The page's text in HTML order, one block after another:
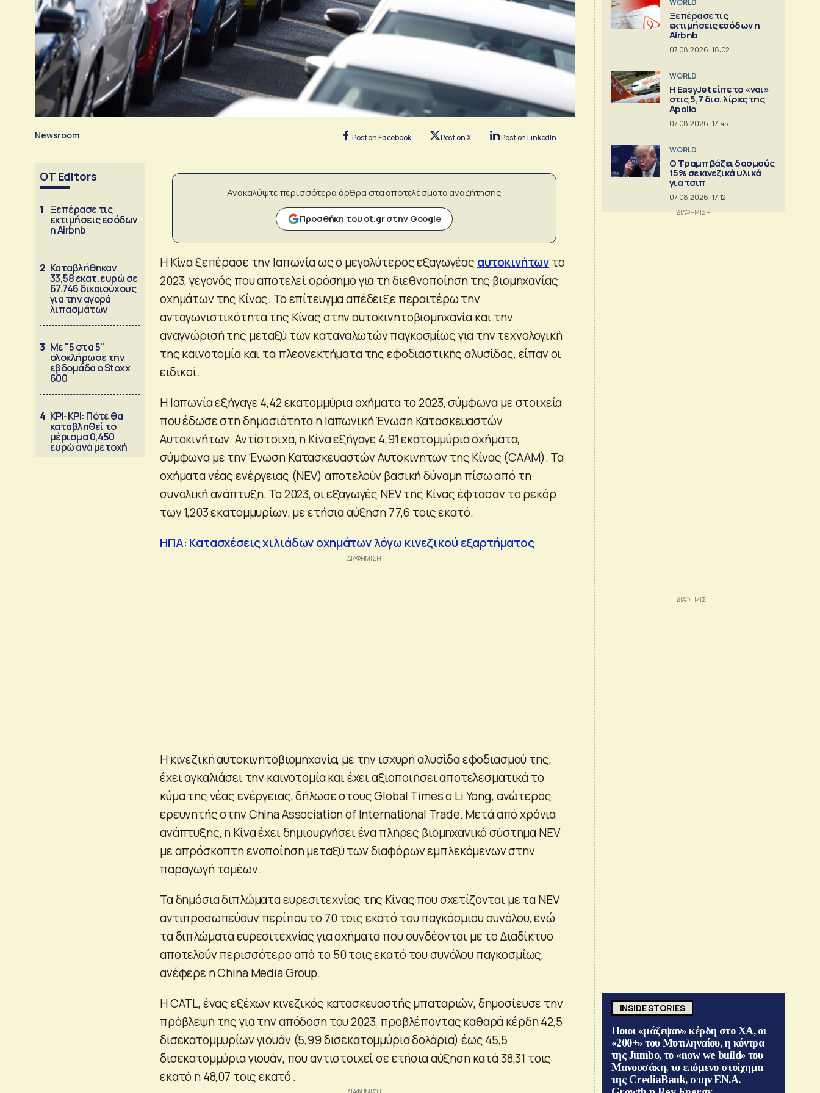
Newsroom Post on Facebook Post on X Post on LinkedIn
OT Editors
1 Ξεπέρασε τις
εκτιμήσεις εσόδων
η Airbnb
2 Καταβλήθηκαν
33,58 εκατ. ευρώ σε
67.746 δικαιούχους
για την αγορά
λιπασμάτων
3 Με "5 στα 5"
ολοκλήρωσε την
εβδομάδα ο Stoxx
600
4 ΚΡΙ-ΚΡΙ: Πότε θα
καταβληθεί το
μέρισμα 0,450
ευρώ ανά μετοχή
Ανακαλύψτε περισσότερα άρθρα στα αποτελέσματα αναζήτησης
Προσθήκη του ot.gr στην Google
Η Κίνα ξεπέρασε την Ιαπωνία ως ο μεγαλύτερος εξαγωγέας αυτοκινήτωντο
2023, γεγονός που αποτελεί ορόσημο για τη διεθνοποίηση της βιομηχανίας
οχημάτων της Κίνας. Το επίτευγμα απέδειξε περαιτέρω την
ανταγωνιστικότητα της Κίνας στην αυτοκινητοβιομηχανία και την
αναγνώρισή της μεταξύ των καταναλωτών παγκοσμίως για την τεχνολογική
της καινοτομία και τα πλεονεκτήματα της εφοδιαστικής αλυσίδας, είπαν οι
ειδικοί.
Η Ιαπωνία εξήγαγε 4,42 εκατομμύρια οχήματα το 2023, σύμφωνα με στοιχεία
που έδωσε στη δημοσιότητα η Ιαπωνική Ένωση Κατασκευαστών
Αυτοκινήτων. Αντίστοιχα, η Κίνα εξήγαγε 4,91 εκατομμύρια οχήματα,
σύμφωνα με την Ένωση Κατασκευαστών Αυτοκινήτων της Κίνας (CAAM). Τα
οχήματα νέας ενέργειας (NEV) αποτελούν βασική δύναμη πίσω από τη
συνολική ανάπτυξη. Το 2023, οι εξαγωγές NEV της Κίνας έφτασαν το ρεκόρ
των 1,203 εκατομμυρίων, με ετήσια αύξηση 77,6 τοις εκατό.
ΗΠΑ: Κατασχέσεις χιλιάδων οχημάτων λόγω κινεζικού εξαρτήματος
Η κινεζική αυτοκινητοβιομηχανία, με την ισχυρή αλυσίδα εφοδιασμού της,
έχει αγκαλιάσει την καινοτομία και έχει αξιοποιήσει αποτελεσματικά το
κύμα της νέας ενέργειας, δήλωσε στους Global Times ο Li Yong, ανώτερος
ερευνητής στην China Association of International Trade. Μετά από χρόνια
ανάπτυξης, η Κίνα έχει δημιουργήσει ένα πλήρες βιομηχανικό σύστημα NEV
με απρόσκοπτη ενοποίηση μεταξύ των διαφόρων εμπλεκόμενων στην
παραγωγή τομέων.
Τα δημόσια διπλώματα ευρεσιτεχνίας της Κίνας που σχετίζονται με τα NEV
αντιπροσωπεύουν περίπου το 70 τοις εκατό του παγκόσμιου συνόλου, ενώ
τα διπλώματα ευρεσιτεχνίας για οχήματα που συνδέονται με το Διαδίκτυο
αποτελούν περισσότερο από το 50 τοις εκατό του συνόλου παγκοσμίως,
ανέφερε η China Media Group.
Η CATL, ένας εξέχων κινεζικός κατασκευαστής μπαταριών, δημοσίευσε την
πρόβλεψή της για την απόδοση του 2023, προβλέποντας καθαρά κέρδη 42,5
δισεκατομμυρίων γιουάν (5,99 δισεκατομμύρια δολάρια) έως 45,5
δισεκατομμύρια γιουάν, που αντιστοιχεί σε ετήσια αύξηση κατά 38,31 τοις
εκατό ή 48,07 τοις εκατό .
WORLD
Ξεπέρασε τις
εκτιμήσεις εσόδων η
Airbnb
07.08.2026 | 18:02
WORLD
Η EasyJet είπε το «ναι»
στις 5,7 δισ. λίρες της
Apollo
07.08.2026 | 17:45
WORLD
Ο Τραμπ βάζει δασμούς
15% σε κινεζικά υλικά
για τσιπ
07.08.2026 | 17:12
INSIDE STORIES
Ποιοι «μάζεψαν» κέρδη στο ΧΑ, οι
«200+» του Μυτιληναίου, η κόντρα
της Jumbo, το «now we build» του
Μανουσάκη, το επόμενο στοίχημα
της CrediaBank, στην ΕΝ.Α.